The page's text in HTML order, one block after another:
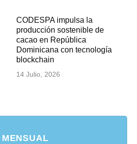
CODESPA impulsa la
producción sostenible de
cacao en República
Dominicana con tecnología
blockchain
14 Julio, 2026